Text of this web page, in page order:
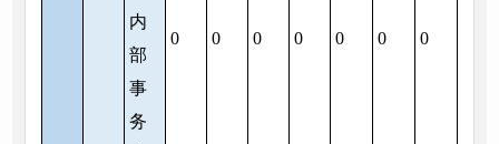
内
部
事
务
0 0 0 0 0 0 0